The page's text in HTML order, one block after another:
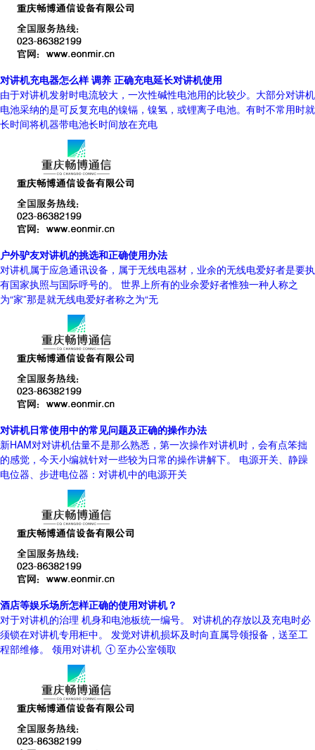
对讲机充电器怎么样 调养 正确充电延长对讲机使用
由于对讲机发射时电流较大，一次性碱性电池用的比较少。大部分对讲机
电池采纳的是可反复充电的镍镉，镍氢，或锂离子电池。有时不常用时就
长时间将机器带电池长时间放在充电
户外驴友对讲机的挑选和正确使用办法
对讲机属于应急通讯设备，属于无线电器材，业余的无线电爱好者是要执
有国家执照与国际呼号的。 世界上所有的业余爱好者惟独一种人称之
为“家”那是就无线电爱好者称之为“无
对讲机日常使用中的常见问题及正确的操作办法
新HAM对对讲机估量不是那么熟悉，第一次操作对讲机时，会有点笨拙
的感觉，今天小编就针对一些较为日常的操作讲解下。 电源开关、静躁
电位器、步进电位器：对讲机中的电源开关
酒店等娱乐场所怎样正确的使用对讲机？
对于对讲机的治理 机身和电池板统一编号。 对讲机的存放以及充电时必
须锁在对讲机专用柜中。 发觉对讲机损坏及时向直属导领报备，送至工
程部维修。 领用对讲机 ①至办公室领取